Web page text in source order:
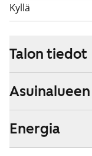
Kyllä
Talon tiedot
Energia